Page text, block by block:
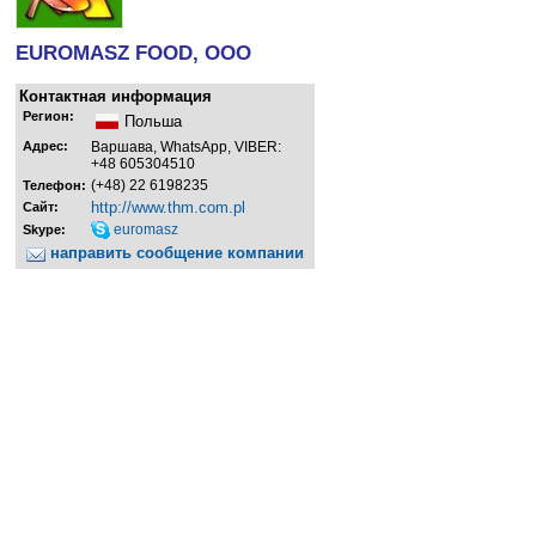
EUROMASZ FOOD, ООО
Контактная информация
Регион: Польша
Адрес:
Варшава, WhatsApp, VIBER:
+48 605304510
Телефон: (+48) 22 6198235
Сайт: http://www.thm.com.pl
Skype: euromasz
направить сообщение компании